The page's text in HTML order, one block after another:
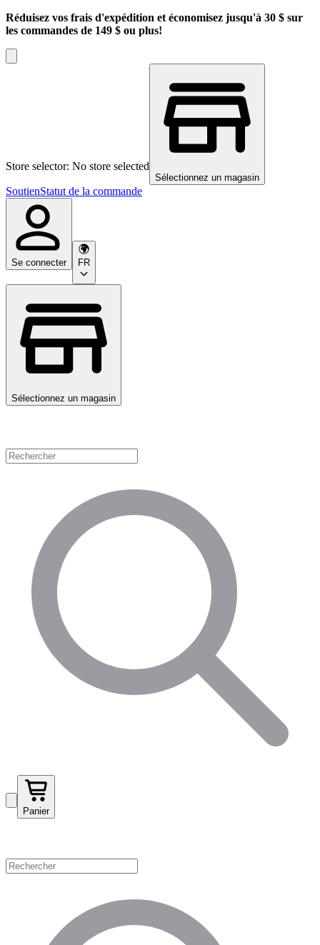
Réduisez vos frais d'expédition et économisez jusqu'à 30 $ sur
les commandes de 149 $ ou plus!
Store selector: No store selected
Sélectionnez un magasin
SoutienStatut de la commande
Se connecter FR
Sélectionnez un magasin
Panier